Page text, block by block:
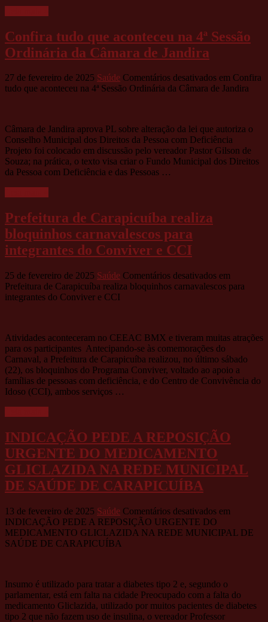
Confira tudo que aconteceu na 4ª Sessão
Ordinária da Câmara de Jandira
27 de fevereiro de 2025 Saúde Comentários desativados em Confira
tudo que aconteceu na 4ª Sessão Ordinária da Câmara de Jandira
Câmara de Jandira aprova PL sobre alteração da lei que autoriza o
Conselho Municipal dos Direitos da Pessoa com Deficiência
Projeto foi colocado em discussão pelo vereador Pastor Gilson de
Souza; na prática, o texto visa criar o Fundo Municipal dos Direitos
da Pessoa com Deficiência e das Pessoas …
Prefeitura de Carapicuíba realiza
bloquinhos carnavalescos para
integrantes do Conviver e CCI
25 de fevereiro de 2025 Saúde Comentários desativados em
Prefeitura de Carapicuíba realiza bloquinhos carnavalescos para
integrantes do Conviver e CCI
Atividades aconteceram no CEEAC BMX e tiveram muitas atrações
para os participantes Antecipando-se às comemorações do
Carnaval, a Prefeitura de Carapicuíba realizou, no último sábado
(22), os bloquinhos do Programa Conviver, voltado ao apoio a
famílias de pessoas com deficiência, e do Centro de Convivência do
Idoso (CCI), ambos serviços …
INDICAÇÃO PEDE A REPOSIÇÃO
URGENTE DO MEDICAMENTO
GLICLAZIDA NA REDE MUNICIPAL
DE SAÚDE DE CARAPICUÍBA
13 de fevereiro de 2025 Saúde Comentários desativados em
INDICAÇÃO PEDE A REPOSIÇÃO URGENTE DO
MEDICAMENTO GLICLAZIDA NA REDE MUNICIPAL DE
SAÚDE DE CARAPICUÍBA
Insumo é utilizado para tratar a diabetes tipo 2 e, segundo o
parlamentar, está em falta na cidade Preocupado com a falta do
medicamento Gliclazida, utilizado por muitos pacientes de diabetes
tipo 2 que não fazem uso de insulina, o vereador Professor